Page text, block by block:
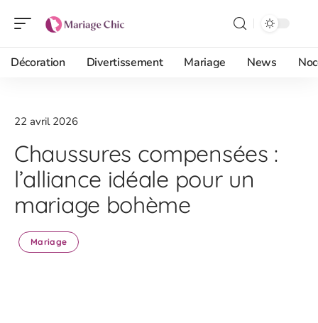
Décoration Divertissement Mariage News
22 avril 2026
Chaussures compensées :
l’alliance idéale pour un
mariage bohème
Mariage